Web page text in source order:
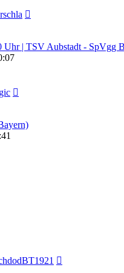
Uhr | TSV Aubstadt - SpVgg